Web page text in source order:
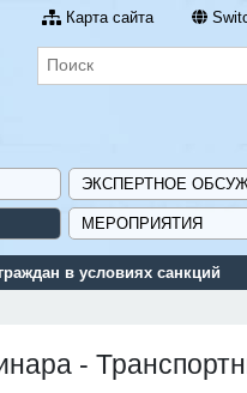
Карта сайта
ЭКСПЕРТНОЕ
МЕРОПРИЯТИЯ
в условиях санкций
-